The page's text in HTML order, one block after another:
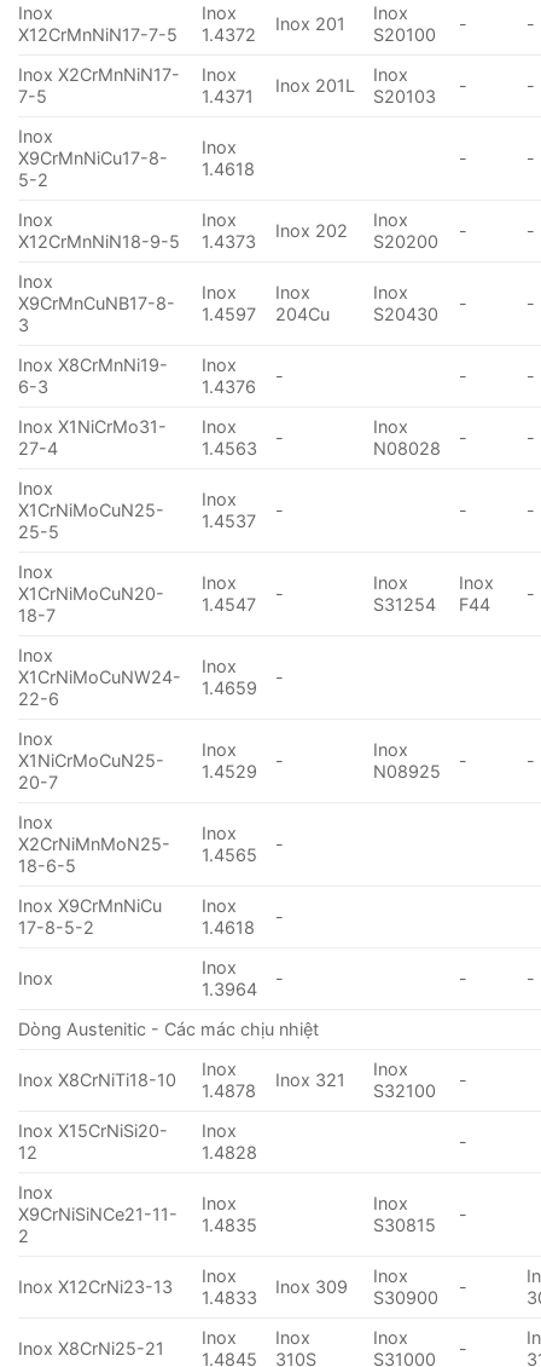
Inox
X12CrMnNiN17-7-5
Inox
1.4372
Inox 201
Inox
S20100
- -
Inox X2CrMnNiN17-
7-5
Inox
1.4371
Inox 201L
Inox
S20103
- -
Inox
X9CrMnNiCu17-8-
5-2
Inox
1.4618
- -
Inox
X12CrMnNiN18-9-5
Inox
1.4373
Inox 202
Inox
S20200
- -
Inox
X9CrMnCuNB17-8-
3
Inox
1.4597
Inox
204Cu
Inox
S20430
- -
Inox X8CrMnNi19-
6-3
Inox
1.4376
- - -
Inox X1NiCrMo31-
27-4
Inox
1.4563
-
Inox
N08028
- -
Inox
X1CrNiMoCuN25-
25-5
Inox
1.4537
- - -
Inox
X1CrNiMoCuN20-
18-7
Inox
1.4547
-
Inox
S31254
Inox
F44
-
Inox
X1CrNiMoCuNW24-
22-6
Inox
1.4659
-
Inox
X1NiCrMoCuN25-
20-7
Inox
1.4529
-
Inox
N08925
- -
Inox
X2CrNiMnMoN25-
18-6-5
Inox
1.4565
-
Inox X9CrMnNiCu
17-8-5-2
Inox
1.4618
-
Inox
Inox
1.3964
- - -
Dòng Austenitic - Các mác chịu nhiệt
Inox X8CrNiTi18-10
Inox
1.4878
Inox 321
Inox
S32100
-
Inox X15CrNiSi20-
12
Inox
1.4828
-
Inox
X9CrNiSiNCe21-11-
2
Inox
1.4835
Inox
S30815
-
Inox X12CrNi23-13
Inox
1.4833
Inox 309
Inox
S30900
-
Inox X8CrNi25-21
Inox
1.4845
Inox
310S
Inox
S31000
-